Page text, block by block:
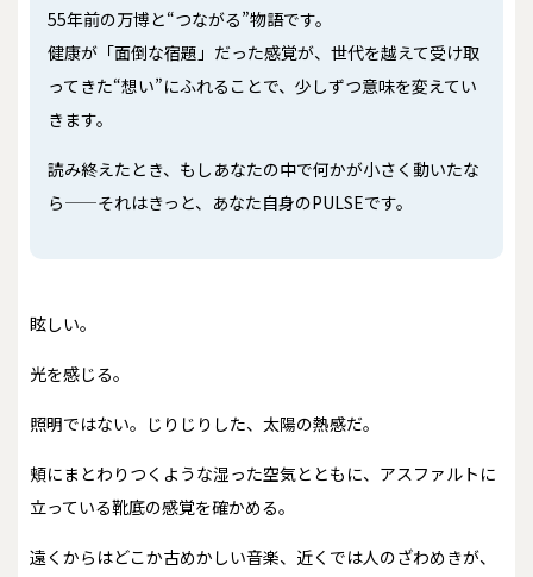
55年前の万博と“つながる”物語です。
健康が「面倒な宿題」だった感覚が、世代を越えて受け取
ってきた“想い”にふれることで、少しずつ意味を変えてい
きます。
読み終えたとき、もしあなたの中で何かが小さく動いたな
ら——それはきっと、あなた自身のPULSEです。
眩しい。
光を感じる。
照明ではない。じりじりした、太陽の熱感だ。
頬にまとわりつくような湿った空気とともに、アスファルトに
立っている靴底の感覚を確かめる。
遠くからはどこか古めかしい音楽、近くでは人のざわめきが、